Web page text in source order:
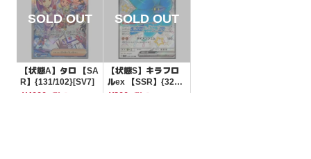
【状態A】タロ 【SA
R】{131/102}[SV7]
¥4000 (税込)
【状態S】キラフロ
ルex 【SSR】{329/1
90}[SV4a]
¥300 (税込)